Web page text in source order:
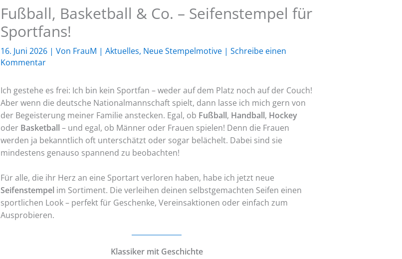
Fußball, Basketball & Co. – Seifenstempel für
Sportfans!
16. Juni 2026 | Von FrauM | Aktuelles, Neue Stempelmotive| Schreibe einen
Kommentar
Ich gestehe es frei: Ich bin kein Sportfan – weder auf dem Platz noch auf der Couch!
Aber wenn die deutsche Nationalmannschaft spielt, dann lasse ich mich gern von
der Begeisterung meiner Familie anstecken. Egal, ob Fußball, Handball, Hockey
oder Basketball – und egal, ob Männer oder Frauen spielen! Denn die Frauen
werden ja bekanntlich oft unterschätzt oder sogar belächelt. Dabei sind sie
mindestens genauso spannend zu beobachten!
Für alle, die ihr Herz an eine Sportart verloren haben, habe ich jetzt neue
Seifenstempel im Sortiment. Die verleihen deinen selbstgemachten Seifen einen
sportlichen Look – perfekt für Geschenke, Vereinsaktionen oder einfach zum
Ausprobieren.
Klassiker mit Geschichte